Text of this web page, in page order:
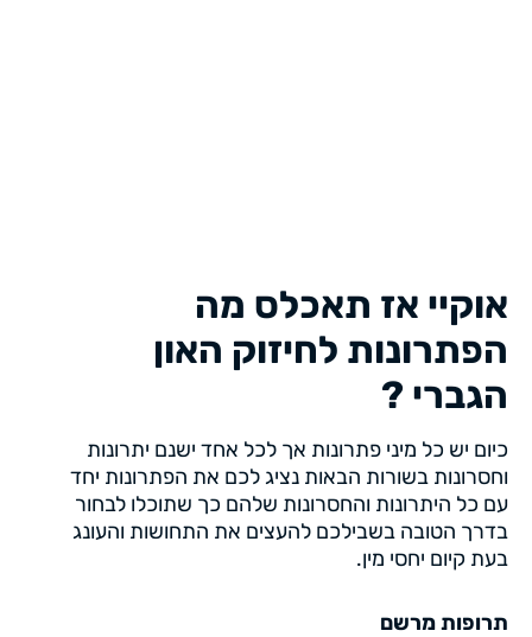
אוקיי אז תאכלס מה
הפתרונות לחיזוק האון
הגברי ?
כיום יש כל מיני פתרונות אך לכל אחד ישנם יתרונות
וחסרונות בשורות הבאות נציג לכם את הפתרונות יחד
עם כל היתרונות והחסרונות שלהם כך שתוכלו לבחור
בדרך הטובה בשבילכם להעצים את התחושות והעונג
בעת קיום יחסי מין.
תרופות מרשם